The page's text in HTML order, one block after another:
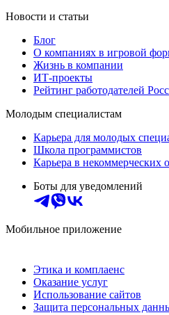
Новости и статьи
Блог
О компаниях в игровой
Жизнь в компании
ИТ-проекты
Рейтинг работодателей
Молодым специалистам
Карьера для молодых
Школа программистов
Карьера в некоммерческих
Боты для уведомлений
Мобильное приложение
Этика и комплаенс
Оказание услуг
Использование сайтов
Защита персональных